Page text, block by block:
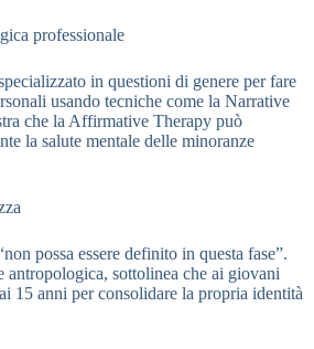
professionale
in questioni di genere per fare
usando tecniche come la Narrative
che la Affirmative Therapy può
la salute mentale delle minoranze
possa essere definito in questa fase”.
sottolinea che ai giovani
15 anni per consolidare la propria identità